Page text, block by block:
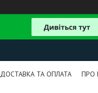
ДОСТАВКА ТА ОПЛАТА ПРО